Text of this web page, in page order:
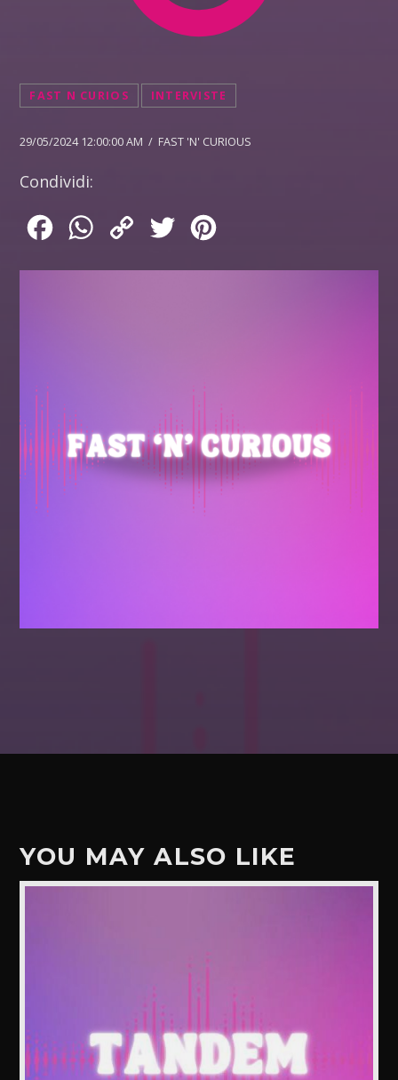
FAST N CURIOS INTERVISTE
29/05/2024 12:00:00 AM / FAST 'N' CURIOUS
Condividi:
FacebookWhatsApp
Copy
Twitter
YOU MAY ALSO LIKE